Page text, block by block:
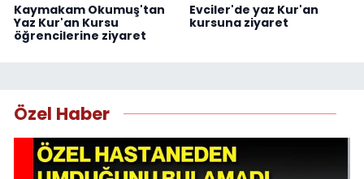
Kaymakam Okumuş'tan
Yaz Kur'an Kursu
öğrencilerine ziyaret
Evciler'de yaz Kur'an
kursuna ziyaret
Özel Haber